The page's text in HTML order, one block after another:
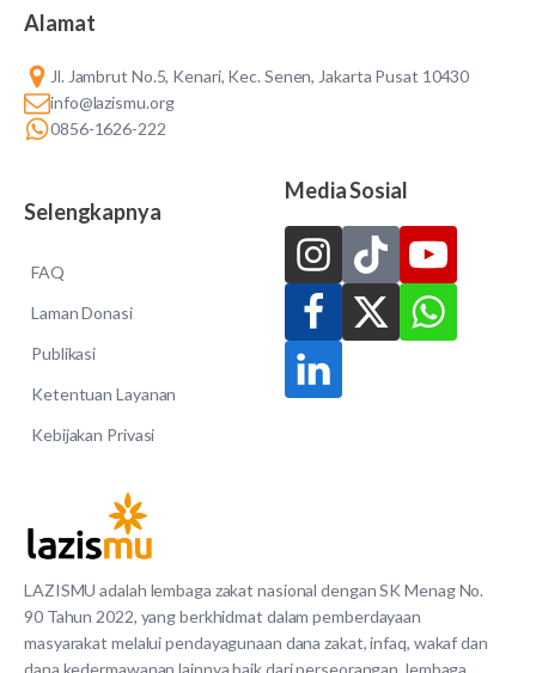
LAZISMU adalah lembaga zakat nasional dengan SK Menag No.
90 Tahun 2022, yang berkhidmat dalam pemberdayaan
masyarakat melalui pendayagunaan dana zakat, infaq, wakaf dan
Alamat
Jl. Jambrut No.5, Kenari, Kec. Senen, Jakarta Pusat 10430
info@lazismu.org
0856-1626-222
Selengkapnya
FAQ
Laman Donasi
Publikasi
Ketentuan Layanan
Kebijakan Privasi
Media Sosial